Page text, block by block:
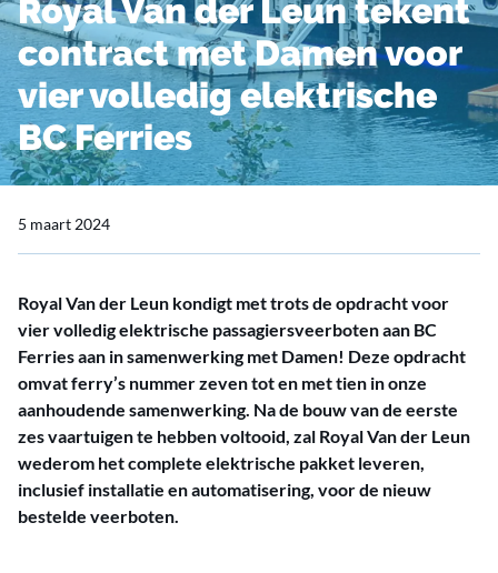
Royal Van der Leun tekent
contract met Damen voor
vier volledig elektrische
BC Ferries
5 maart 2024
Royal Van der Leun kondigt met trots de opdracht voor
vier volledig elektrische passagiersveerboten aan BC
Ferries aan in samenwerking met Damen! Deze opdracht
omvat ferry’s nummer zeven tot en met tien in onze
aanhoudende samenwerking. Na de bouw van de eerste
zes vaartuigen te hebben voltooid, zal Royal Van der Leun
wederom het complete elektrische pakket leveren,
inclusief installatie en automatisering, voor de nieuw
bestelde veerboten.